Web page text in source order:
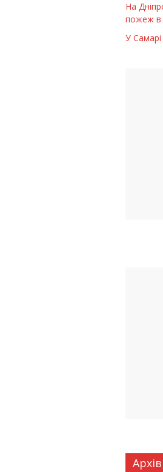
На
пожеж в
У